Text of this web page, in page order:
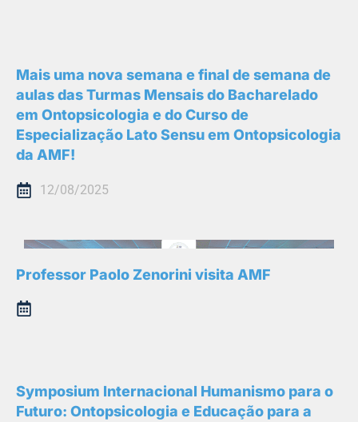
Mais uma nova semana e final de semana de
aulas das Turmas Mensais do Bacharelado
em Ontopsicologia e do Curso de
Especialização Lato Sensu em Ontopsicologia
da AMF!
12/08/2025
Professor Paolo Zenorini visita AMF
Symposium Internacional Humanismo para o
Futuro: Ontopsicologia e Educação para a